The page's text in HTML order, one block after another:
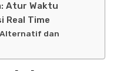
Atur Waktu
Real Time
dan